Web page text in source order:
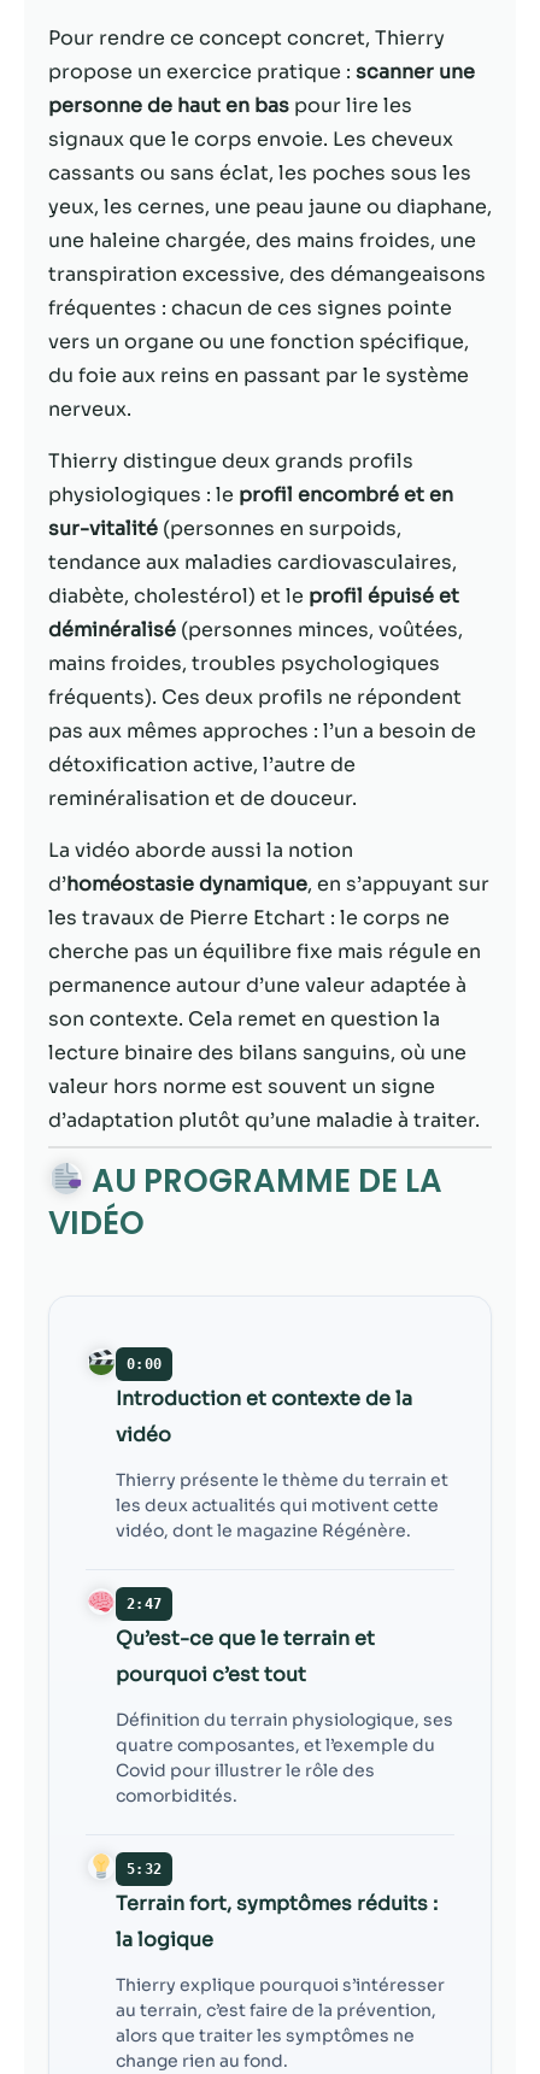
Pour rendre ce concept concret, Thierry
propose un exercice pratique : scanner une
personne de haut en bas pour lire les
signaux que le corps envoie. Les cheveux
cassants ou sans éclat, les poches sous les
yeux, les cernes, une peau jaune ou diaphane,
une haleine chargée, des mains froides, une
transpiration excessive, des démangeaisons
fréquentes : chacun de ces signes pointe
vers un organe ou une fonction spécifique,
du foie aux reins en passant par le système
nerveux.
Thierry distingue deux grands profils
physiologiques : le profil encombré et en
sur-vitalité (personnes en surpoids,
tendance aux maladies cardiovasculaires,
diabète, cholestérol) et le profil épuisé et
déminéralisé (personnes minces, voûtées,
mains froides, troubles psychologiques
fréquents). Ces deux profils ne répondent
pas aux mêmes approches : l’un a besoin de
détoxification active, l’autre de
reminéralisation et de douceur.
La vidéo aborde aussi la notion
d’homéostasie dynamique, en s’appuyant sur
les travaux de Pierre Etchart : le corps ne
cherche pas un équilibre fixe mais régule en
permanence autour d’une valeur adaptée à
son contexte. Cela remet en question la
lecture binaire des bilans sanguins, où une
valeur hors norme est souvent un signe
d’adaptation plutôt qu’une maladie à traiter.
AU PROGRAMME DE LA
VIDÉO
0:00
Introduction et contexte de la
vidéo
Thierry présente le thème du terrain et
les deux actualités qui motivent cette
vidéo, dont le magazine Régénère.
2:47
Qu’est-ce que le terrain et
pourquoi c’est tout
Définition du terrain physiologique, ses
quatre composantes, et l’exemple du
Covid pour illustrer le rôle des
comorbidités.
5:32
Terrain fort, symptômes réduits :
la logique
Thierry explique pourquoi s’intéresser
au terrain, c’est faire de la prévention,
alors que traiter les symptômes ne
change rien au fond.
améliorer la
fonctionnalité
et la structure
du site Web,
en fonction
de la façon
dont le site
Web est
utilisé.
Experience
Afin que notre
site Web
possible lors
de votre visite.
Si vous refusez
ces cookies,
certaines
fonctionnalités
disparaîtront
du site Web.
Marketing
En partageant
votre intérêt et
votre
lorsque vous
site, vous
augmentez les
chances de
contenu et des
offres
personnalisés.